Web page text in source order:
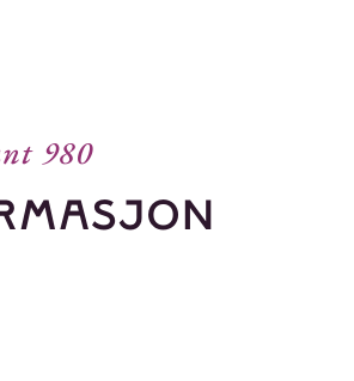
980